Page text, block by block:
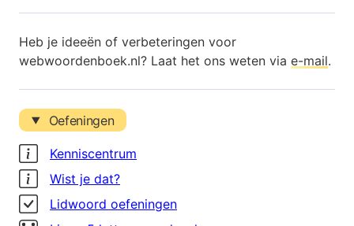
Heb je ideeën of verbeteringen voor
webwoordenboek.nl? Laat het ons weten via e-mail.
Oefeningen
Kenniscentrum
Wist je dat?
Lidwoord oefeningen